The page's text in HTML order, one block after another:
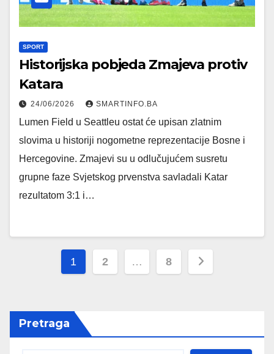
SPORT
Historijska pobjeda Zmajeva protiv
Katara
24/06/2026 SMARTINFO.BA
Lumen Field u Seattleu ostat će upisan zlatnim
slovima u historiji nogometne reprezentacije Bosne i
Hercegovine. Zmajevi su u odlučujućem susretu
grupne faze Svjetskog prvenstva savladali Katar
rezultatom 3:1 i…
Posts
1 2 … 8
Pretraga